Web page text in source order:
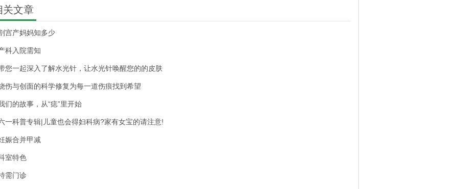
关文章
宫产妈妈知多少
科入院需知
您一起深入了解水光针，让水光针唤醒您的的皮肤
伤与创面的科学修复为每一道伤痕找到希望
们的故事，从“痣”里开始
一科普专辑|儿童也会得妇科病?家有女宝的请注意!
娠合并甲减
室特色
需门诊